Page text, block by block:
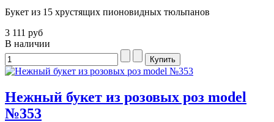
Букет из 15 хрустящих пионовидных тюльпанов
3 111 руб
В наличии
Нежный букет из розовых роз model
№353